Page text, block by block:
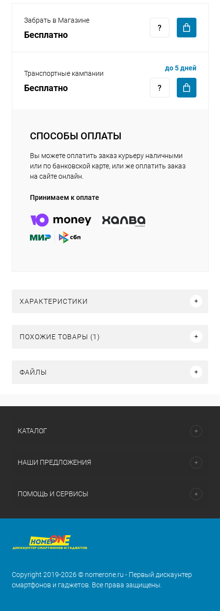
Забрать в Магазине
Бесплатно
Транспортные кампании
Бесплатно
до 5 дней
СПОСОБЫ ОПЛАТЫ
Вы можете оплатить заказ курьеру наличными
или по банковской карте, или же оплатить заказ
на сайте онлайн.
Принимаем к оплате
ХАРАКТЕРИСТИКИ
ПОХОЖИЕ ТОВАРЫ (1)
ФАЙЛЫ
раз в 2 недели
КАТАЛОГ
НАШИ ПРЕДЛОЖЕНИЯ
ПОМОЩЬ И СЕРВИСЫ
Copyright 2019-2026 © nomerone.ru - Первый дискаунтер
смартфонов и гаджетов. Все права защищены.